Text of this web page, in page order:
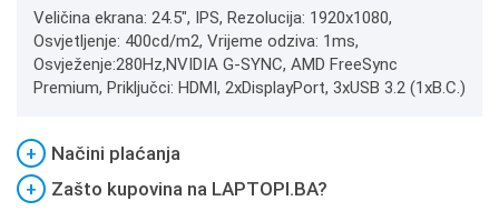
Veličina ekrana: 24.5", IPS, Rezolucija: 1920x1080,
Osvjetljenje: 400cd/m2, Vrijeme odziva: 1ms,
Osvježenje:280Hz,NVIDIA G-SYNC, AMD FreeSync
Premium, Priključci: HDMI, 2xDisplayPort, 3xUSB 3.2 (1xB.C.)
+
Načini plaćanja
+
Zašto kupovina na LAPTOPI.BA?